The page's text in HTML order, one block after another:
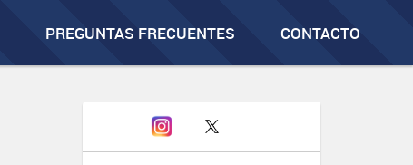
PREGUNTAS FRECUENTES CONTACTO